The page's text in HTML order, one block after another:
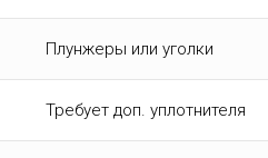
Плунжеры или уголки
Требует доп. уплотнителя